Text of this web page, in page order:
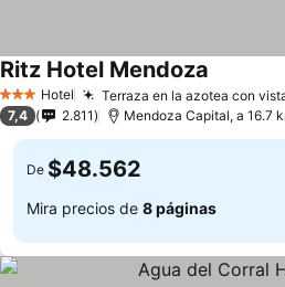
3 Estrellas
Hotel Terraza en la azotea con
Ritz Hotel Mendoza
7,4 2.811 Mendoza Capital, a 16.7
De $48.562
Mira precios de 8 páginas